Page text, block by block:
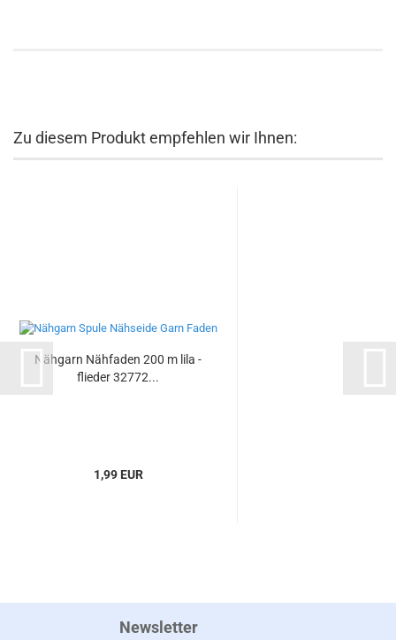
Zu diesem Produkt empfehlen wir Ihnen:
Nähgarn Nähfaden 200 m lila -
flieder 32772...
1,99 EUR
Newsletter